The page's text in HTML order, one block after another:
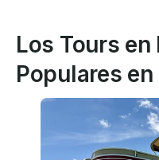
Los Tours
Populares en